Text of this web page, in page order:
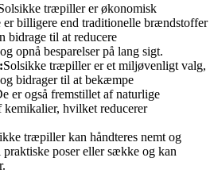
træpiller er økonomisk
er billigere end traditionelle brændstoffer
bidrage til at reducere
opnå besparelser på lang sigt.
Solsikke træpiller er et miljøvenligt valg,
bidrager til at bekæmpe
er også fremstillet af naturlige
kemikalier, hvilket reducerer
træpiller kan håndteres nemt og
poser eller sække og kan